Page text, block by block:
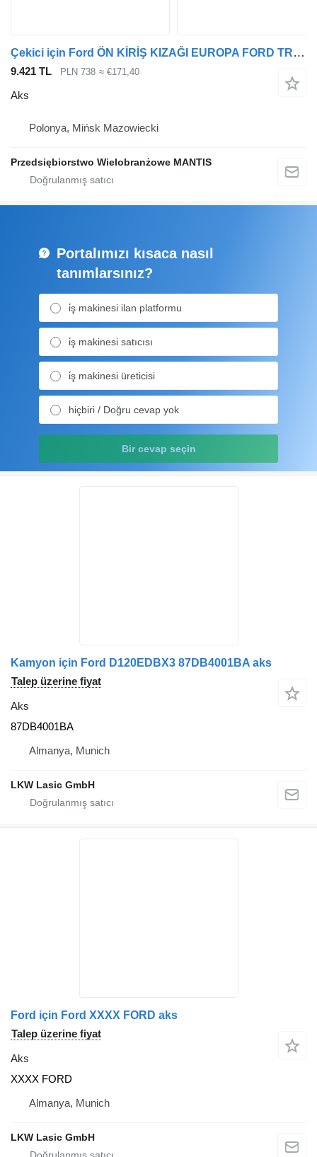
Çekici için Ford ÖN KİRİŞ KIZAĞI EUROPA FORD TRANSIT MK8 2015 aks
9.421 TL PLN 738 ≈ €171,40
Aks
Polonya, Mińsk Mazowiecki
Przedsiębiorstwo Wielobranżowe MANTIS
Portalımızı kısaca nasıl
tanımlarsınız?
i̇ş makinesi ilan platformu
i̇ş makinesi satıcısı
i̇ş makinesi üreticisi
hiçbiri / Doğru cevap yok
Bir cevap seçin
Kamyon için Ford D120EDBX3 87DB4001BA aks
Talep üzerine fiyat
Aks
87DB4001BA
Almanya, Munich
LKW Lasic GmbH
Ford için Ford XXXX FORD aks
Talep üzerine fiyat
Aks
XXXX FORD
Almanya, Munich
LKW Lasic GmbH